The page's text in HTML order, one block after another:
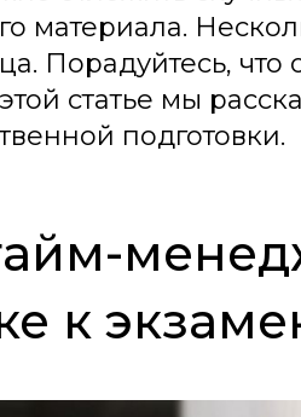
материала.
Порадуйтесь, что
статье мы
подготовки.
к